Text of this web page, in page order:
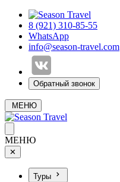
8 (921) 310-85-55
WhatsApp
info@season-travel.com
Обратный звонок
МЕНЮ
МЕНЮ
✕
Туры